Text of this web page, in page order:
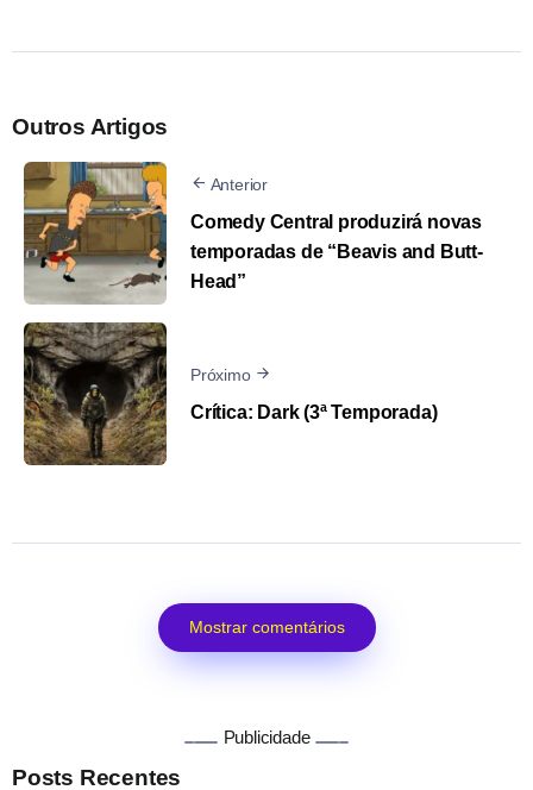
Outros Artigos
Anterior
Comedy Central produzirá novas
temporadas de “Beavis and Butt-
Head”
Próximo
Crítica: Dark (3ª Temporada)
Mostrar comentários
Publicidade
Posts Recentes